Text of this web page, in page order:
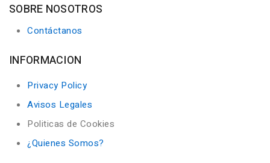
SOBRE NOSOTROS
Contáctanos
INFORMACION
Privacy Policy
Avisos Legales
Politicas de Cookies
¿Quienes Somos?